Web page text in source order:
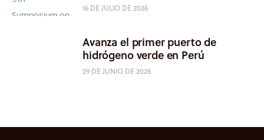
16 DE JULIO DE 2026
Avanza el primer puerto de
hidrógeno verde en Perú
29 DE JUNIO DE 2026